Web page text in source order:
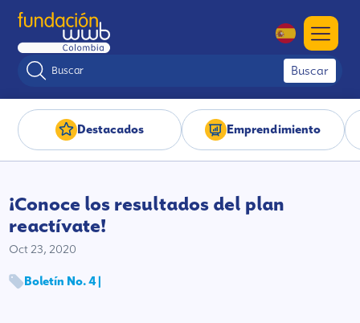
Buscar
Destacados Emprendimiento
¡Conoce los resultados del plan
reactívate!
Oct 23, 2020
Boletín No. 4 |